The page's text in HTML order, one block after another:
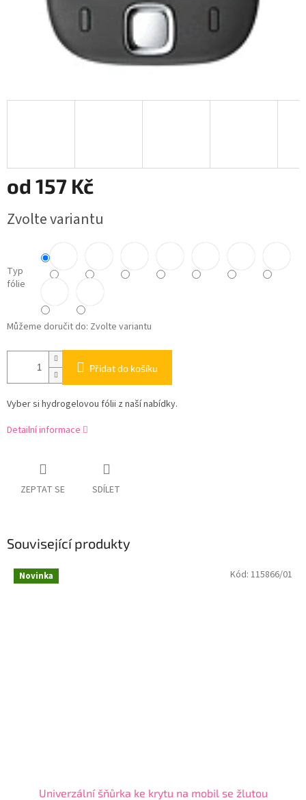
od 157 Kč
cena:
Zvolte variantu
Typ
fólie
Můžeme doručit do: Zvolte variantu
Přidat do košíku
Vyber si hydrogelovou fólii z naší nabídky.
Detailní informace
ZEPTAT SE SDÍLET
Související produkty
Novinka
Univerzální šňůrka ke krytu na mobil se žlutou
Kód: 115866/01